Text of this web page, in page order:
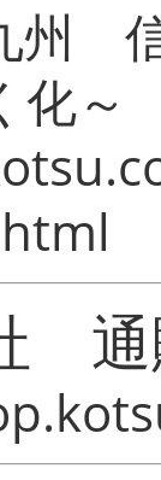
信
化～